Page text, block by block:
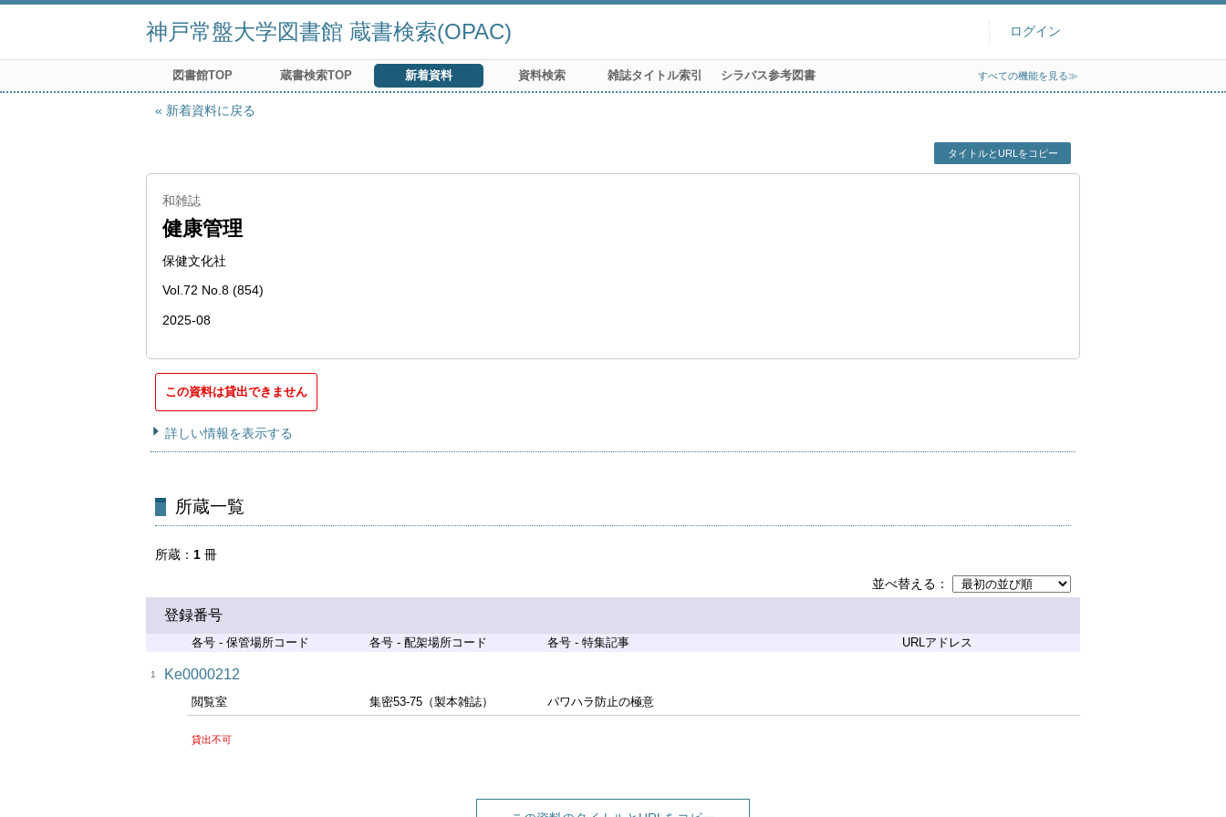
神戸常盤大学図書館 蔵書検索(OPAC) ログイン
図書館TOP 蔵書検索TOP 新着資料 資料検索 雑誌タイトル索引 シラバス参考図書 すべての機能を見る≫
新着資料に戻る
タイトルとURLをコピー
和雑誌
健康管理
保健文化社
Vol.72 No.8 (854)
2025-08
この資料は貸出できません
詳しい情報を表示する
所蔵一覧
所蔵 1 冊
並べ替える
登録番号
各号 - 保管場所コード 各号 - 配架場所コード 各号 - 特集記事 URLアドレス
1 Ke0000212
閲覧室 集密53-75（製本雑誌） パワハラ防止の極意
貸出不可